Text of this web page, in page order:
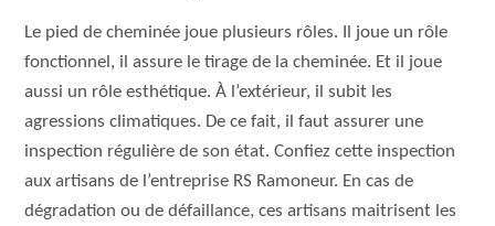
Le pied de cheminée joue plusieurs rôles. Il joue un rôle
fonctionnel, il assure le tirage de la cheminée. Et il joue
aussi un rôle esthétique. À l’extérieur, il subit les
agressions climatiques. De ce fait, il faut assurer une
inspection régulière de son état. Confiez cette inspection
aux artisans de l’entreprise RS Ramoneur. En cas de
dégradation ou de défaillance, ces artisans maitrisent les